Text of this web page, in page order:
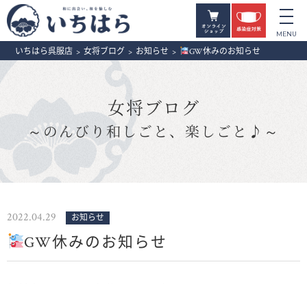
いちはら呉服店 > 女将ブログ > お知らせ > GW休みのお知らせ
女将ブログ
～のんびり和しごと、楽しごと♪～
2022.04.29 お知らせ
GW休みのお知らせ